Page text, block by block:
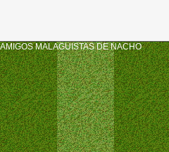
AMIGOS MALAGUISTAS DE NACHO